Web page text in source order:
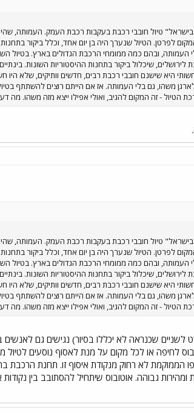
טיול חובבי רכבת בעקבות רכבת העמק. העמותה,
לפרטן. הטיול שנערך היה בן יום אחד, וכלל ביקור
שיכלול ביקור בתחנות ההיסטוריות השונות.
היא שישנם חובבי רכבת רבים, חדשים וותיקים, שלא היו
הטיול - זה המקום להגיב, ואולי אפילו ייצא מזה משהו. מה
טיול חובבי רכבת בעקבות רכבת העמק. העמותה,
לפרטן. הטיול שנערך היה בן יום אחד, וכלל ביקור
שיכלול ביקור בתחנות ההיסטוריות השונות.
היא שישנם חובבי רכבת רבים, חדשים וותיקים, שלא היו
הטיול - זה המקום להגיב, ואולי אפילו ייצא מזה משהו. מה
לשניים שכנראה לא יכללו בסיור) נגישים גם
לחיפה או לכל מקום על מנת לאסוף נוסעים
הממוקמת לא רחוק מנקודת איסוף זו. תחנת הרכבת
גבוהה. אוטובוס שיתחיל להסתובב בין נקודות